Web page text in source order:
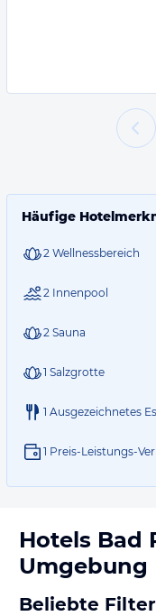
Häufige
2 Wellnessbereich
2 Innenpool
2 Sauna
1 Salzgrotte
1 Ausgezeichnetes
1 Preis-Leistungs-
Hotels Bad
Umgebung
Beliebte